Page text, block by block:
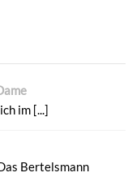
im [...]
Bertelsmann